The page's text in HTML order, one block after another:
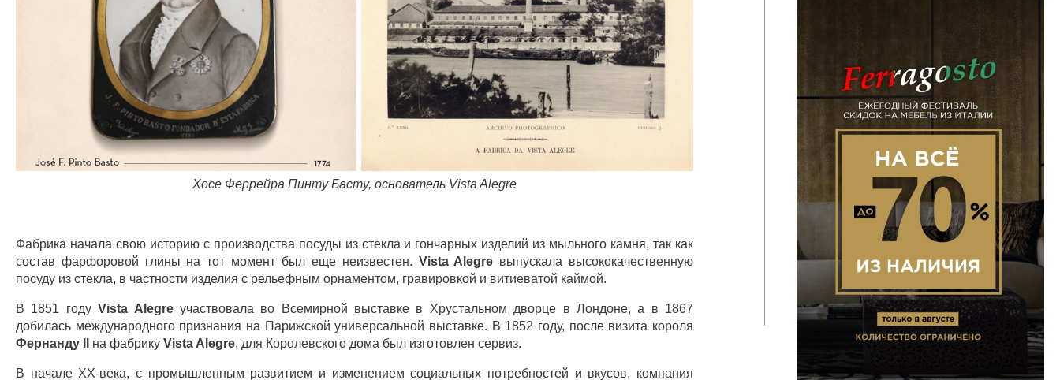
Хосе Феррейра Пинту Басту, основатель Vista Alegre
Фабрика начала свою историю с производства посуды из стекла и гончарных изделий из мыльного камня, так как
состав фарфоровой глины на тот момент был еще неизвестен. Vista Alegre выпускала высококачественную
посуду из стекла, в частности изделия с рельефным орнаментом, гравировкой и витиеватой каймой.
В 1851 годуVista Alegre участвовала во Всемирной выставке в Хрустальном дворце в Лондоне, а в 1867
добилась международного признания на Парижской универсальной выставке. В 1852 году, после визита короля
Фернанду
на фабрику Vista Alegre, для Королевского дома был изготовлен сервиз.
В начале XX-века, с промышленным развитием и изменением социальных потребностей и вкусов, компания